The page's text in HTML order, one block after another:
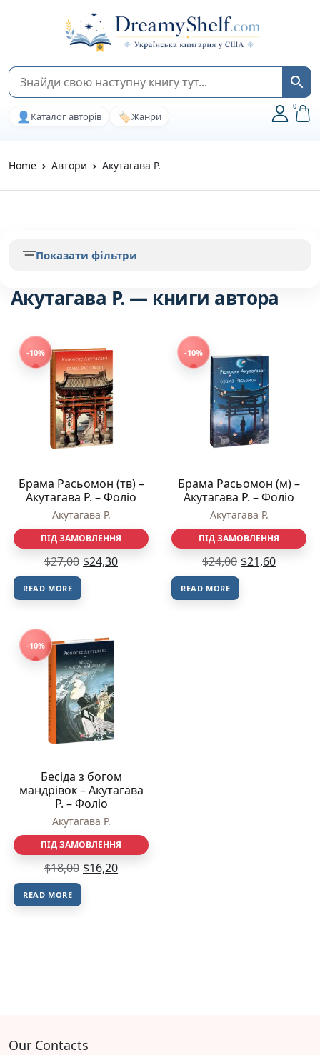
👤 Каталог авторів 🏷️Жанри
0
Home Автори Акутагава Р.
Акутагава Р. — книги автора
-10%
Брама Расьомон (тв) –
Акутагава Р. – Фоліо
Акутагава Р.
ПІД ЗАМОВЛЕННЯ
$27,00 $24,30
READ MORE
-10%
Брама Расьомон (м) –
Акутагава Р. – Фоліо
Акутагава Р.
ПІД ЗАМОВЛЕННЯ
$24,00 $21,60
READ MORE
-10%
Бесіда з богом
мандрівок – Акутагава
Р. – Фоліо
Акутагава Р.
ПІД ЗАМОВЛЕННЯ
$18,00 $16,20
READ MORE
Показати фільтри
Our Contacts